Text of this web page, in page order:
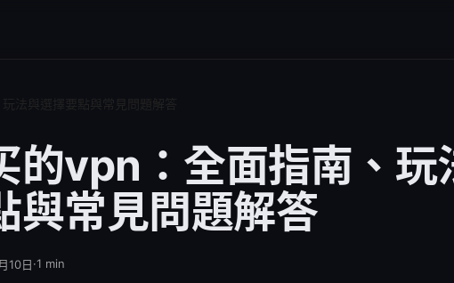
的vpn：全面指南、玩
與常見問題解答
10日·1 min